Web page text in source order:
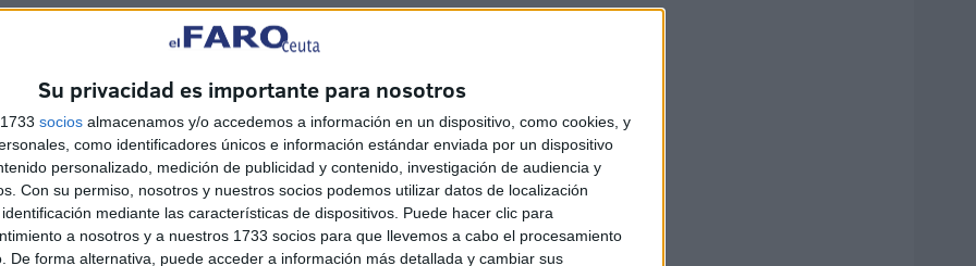
Su privacidad es importante para nosotros
socios almacenamos y/o accedemos a información en un dispositivo, como cookies, y
como identificadores únicos e información estándar enviada por un dispositivo
personalizado, medición de publicidad y contenido, investigación de audiencia y
Con su permiso, nosotros y nuestros socios podemos utilizar datos de localización
mediante las características de dispositivos. Puede hacer clic para
a nosotros y a nuestros 1733 socios para que llevemos a cabo el procesamiento
De forma alternativa, puede acceder a información más detallada y cambiar sus
de Cataluña. Que ha negociado con los
de presupuesto. Que no cree en España ni quiere
de abstención, porque no le conviene a España que
los presupuestos generales del estado con una
con el déficit, y hacer cumplir la Constitución en
me enteré cuando anunciaron los presupuestos con
de la unidad nacional”, ha criticado,
un salvavidas a los socialistas.